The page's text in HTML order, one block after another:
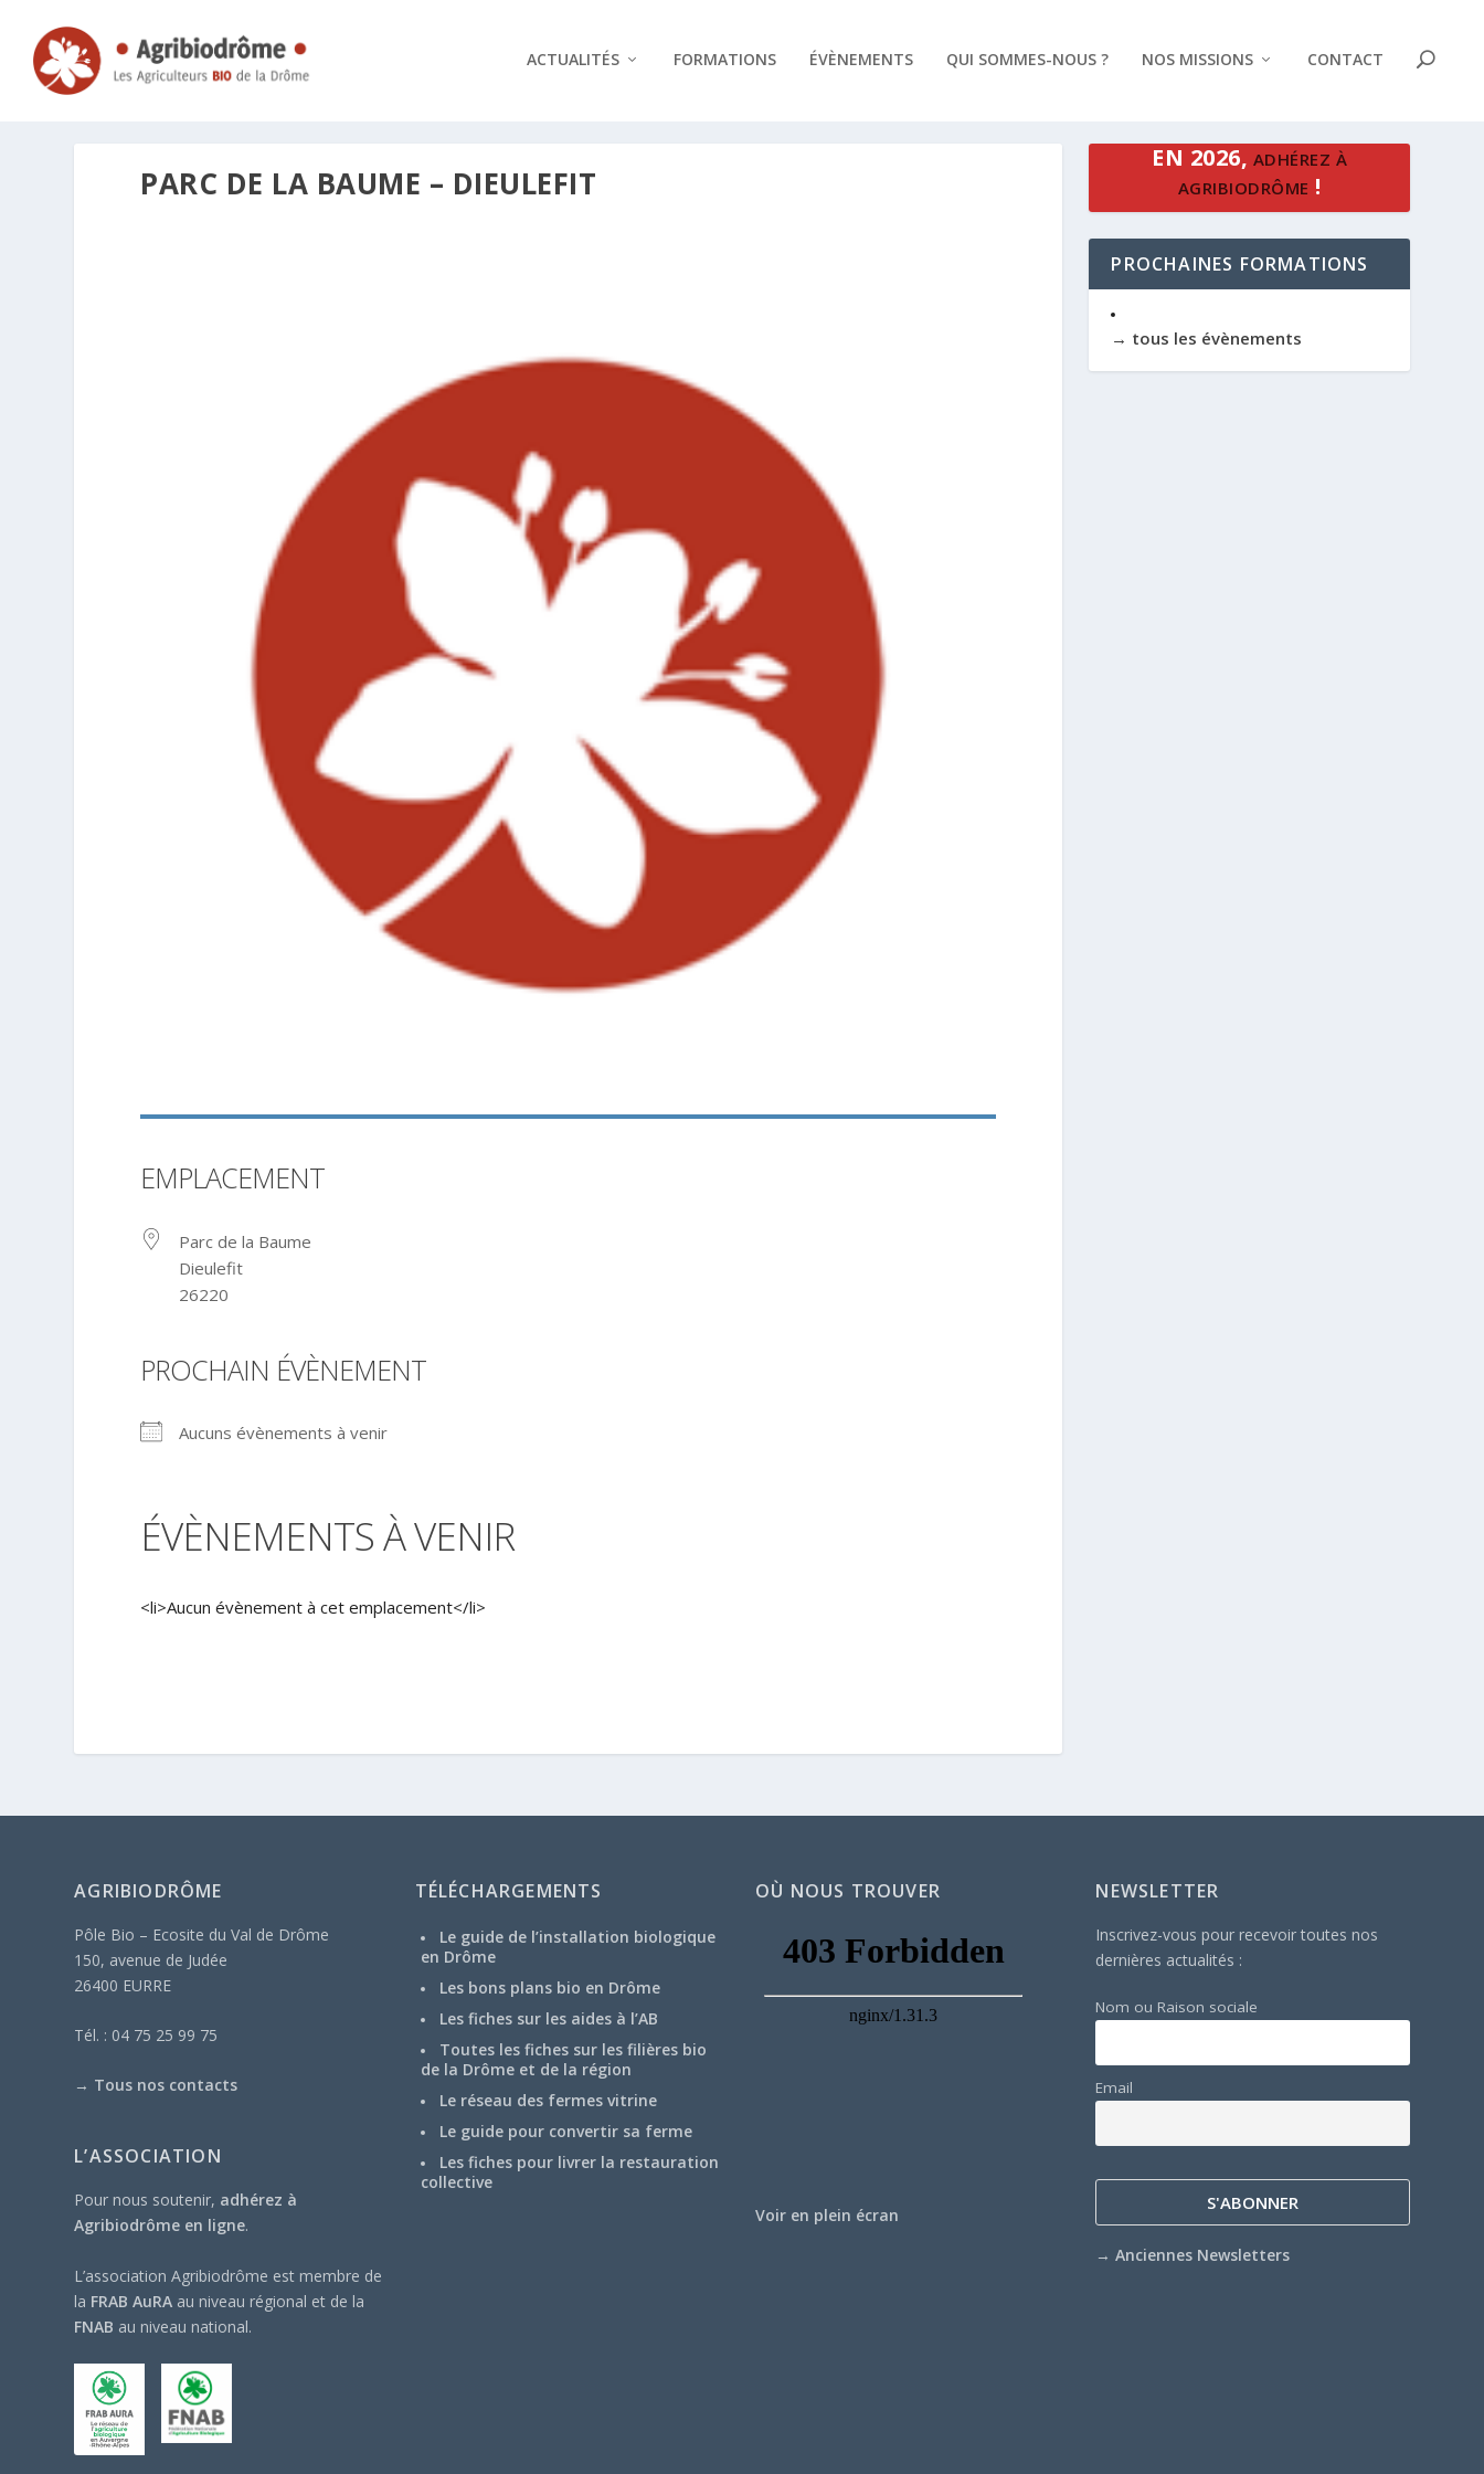
ACTUALITÉS FORMATIONS ÉVÈNEMENTS QUI SOMMES-NOUS ? NOS MISSIONS CONTACT
PARC DE LA BAUME – DIEULEFIT
EMPLACEMENT
Parc de la Baume
Dieulefit
26220
PROCHAIN ÉVÈNEMENT
Aucuns évènements à venir
ÉVÈNEMENTS À VENIR
<li>Aucun évènement à cet emplacement</li>
EN 2026, ADHÉREZ À
AGRIBIODRÔME !
PROCHAINES FORMATIONS
→ tous les évènements
AGRIBIODRÔME
Pôle Bio – Ecosite du Val de Drôme
150, avenue de Judée
26400 EURRE
Tél. : 04 75 25 99 75
→ Tous nos contacts
L’ASSOCIATION
Pour nous soutenir, adhérez à
Agribiodrôme en ligne.
L’association Agribiodrôme est membre de
la FRAB AuRA au niveau régional et de la
FNAB au niveau national.
TÉLÉCHARGEMENTS
Le guide de l’installation biologique
en Drôme
Les bons plans bio en Drôme
Les fiches sur les aides à l’AB
Toutes les fiches sur les filières bio
de la Drôme et de la région
Le réseau des fermes vitrine
Le guide pour convertir sa ferme
Les fiches pour livrer la restauration
collective
OÙ NOUS TROUVER
Voir en plein écran
NEWSLETTER
Inscrivez-vous pour recevoir toutes nos
dernières actualités :
Nom ou Raison sociale
Email
→Anciennes Newsletters